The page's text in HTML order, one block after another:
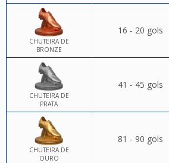
CHUTEIRA DE
BRONZE
16 - 20 gols
CHUTEIRA DE
PRATA
41 - 45 gols
CHUTEIRA DE
OURO
81 - 90 gols